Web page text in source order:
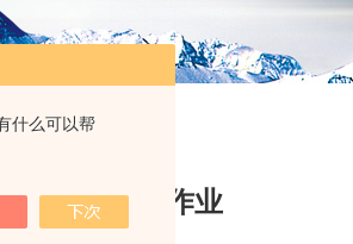
什么可以帮
程前的准备作业